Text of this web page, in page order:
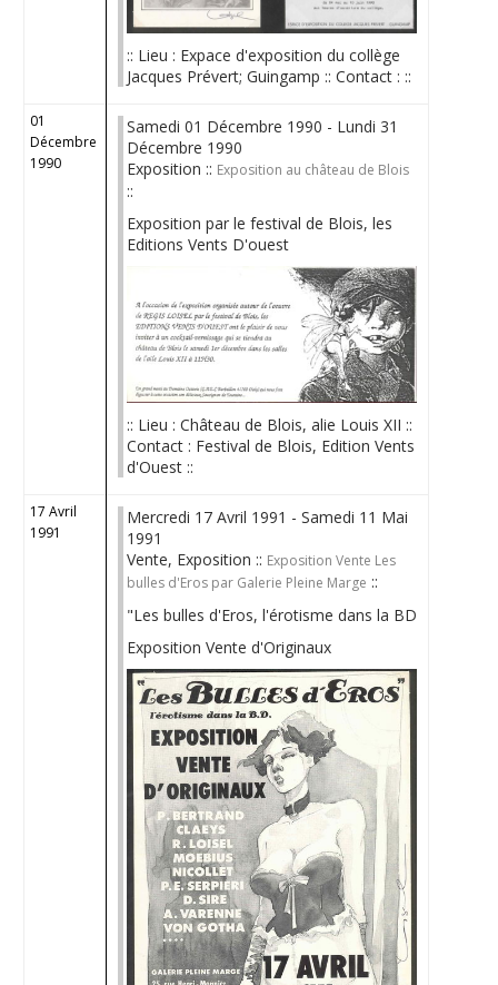
:: Lieu : Expace d'exposition du collège
Jacques Prévert; Guingamp :: Contact : ::
01
Décembre
1990
Samedi 01 Décembre 1990 - Lundi 31
Décembre 1990
Exposition :: Exposition au château de Blois
::
Exposition par le festival de Blois, les
Editions Vents D'ouest
:: Lieu : Château de Blois, alie Louis XII ::
Contact : Festival de Blois, Edition Vents
d'Ouest ::
17 Avril
1991
Mercredi 17 Avril 1991 - Samedi 11 Mai
1991
Vente, Exposition :: Exposition Vente Les
bulles d'Eros par Galerie Pleine Marge ::
"Les bulles d'Eros, l'érotisme dans la BD
Exposition Vente d'Originaux